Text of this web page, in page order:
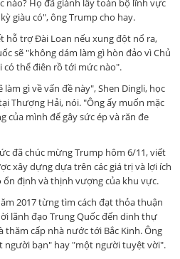
nào? Họ đã giành lấy toàn bộ lĩnh vực
giàu có", ông Trump cho hay.
hỗ trợ Đài Loan nếu xung đột nổ ra,
sẽ "không dám làm gì hòn đảo vì Chủ
thể điên rồ tới mức nào".
gì về vấn đề này", Shen Dingli, học
Thượng Hải, nói. "Ông ấy muốn mặc
của mình để gây sức ép và răn đe
đã chúc mừng Trump hôm 6/11, viết
xây dựng dựa trên các giá trị và lợi ích
ổn định và thịnh vượng của khu vực.
2017 từng tìm cách đạt thỏa thuận
lãnh đạo Trung Quốc đến dinh thự
thăm cấp nhà nước tới Bắc Kinh. Ông
người bạn" hay "một người tuyệt vời".